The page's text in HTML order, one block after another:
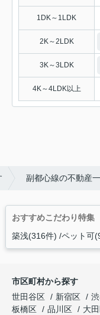
1DK～1LDK
2K～2LDK
3K～3LDK
4K～4LDK以上
副都心線の不動産
おすすめこだわり特集
築浅(316件) ペット可
市区町村から探す
世田谷区
新宿区
板橋区
品川区 大